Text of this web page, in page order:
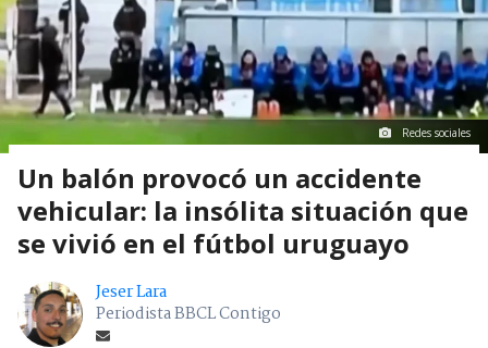
Redes sociales
Un balón provocó un accidente
vehicular: la insólita situación que
se vivió en el fútbol uruguayo
Jeser Lara
Periodista BBCL Contigo